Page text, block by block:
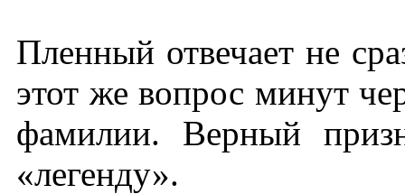
Пленный отвечает не
этот же вопрос минут
фамилии. Верный
«легенду».